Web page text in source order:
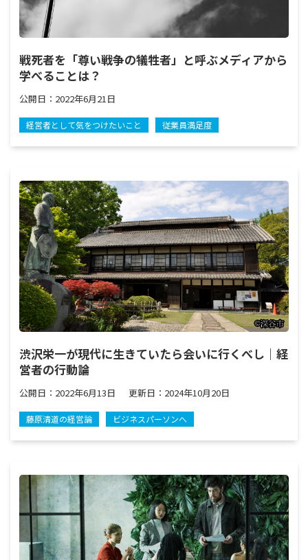
戦死者を「尊い戦争の犠牲者」と呼ぶメディアから
学べることは？
公開日： 2022年6月21日
経営者として気をつけたいこと 従業員満足度
渋沢栄一が現代に生きていたら会いに行くべし｜経
営者の行動論
公開日： 2022年6月13日 更新日： 2024年10月20日
藤原清道の経営論 ビジネスパーソンへ